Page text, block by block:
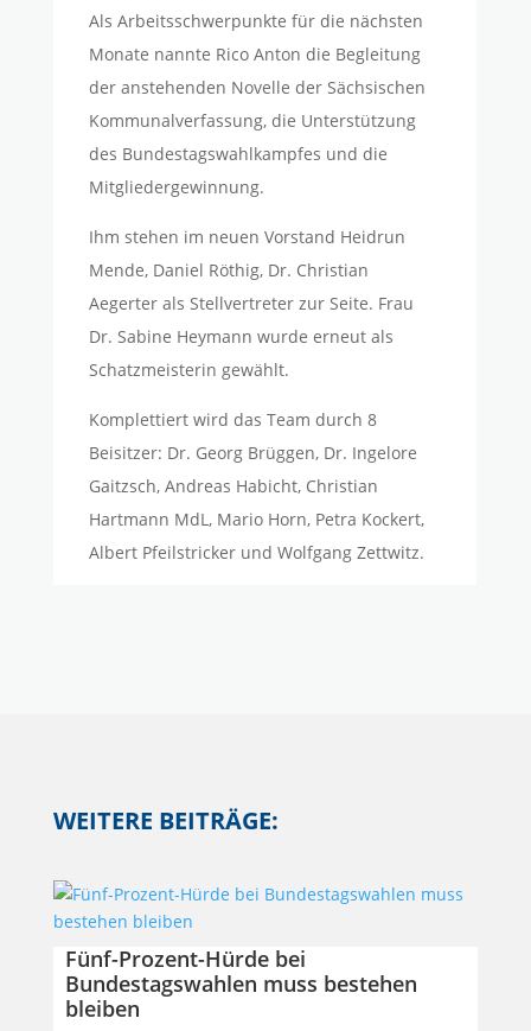
Als Arbeitsschwerpunkte für die nächsten
Monate nannte Rico Anton die Begleitung
der anstehenden Novelle der Sächsischen
Kommunalverfassung, die Unterstützung
des Bundestagswahlkampfes und die
Mitgliedergewinnung.
Ihm stehen im neuen Vorstand Heidrun
Mende, Daniel Röthig, Dr. Christian
Aegerter als Stellvertreter zur Seite. Frau
Dr. Sabine Heymann wurde erneut als
Schatzmeisterin gewählt.
Komplettiert wird das Team durch 8
Beisitzer: Dr. Georg Brüggen, Dr. Ingelore
Gaitzsch, Andreas Habicht, Christian
Hartmann MdL, Mario Horn, Petra Kockert,
Albert Pfeilstricker und Wolfgang Zettwitz.
WEITERE BEITRÄGE:
Fünf-Prozent-Hürde bei
Bundestagswahlen muss bestehen
bleiben